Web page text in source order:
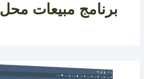
برنامج مبيعات محل